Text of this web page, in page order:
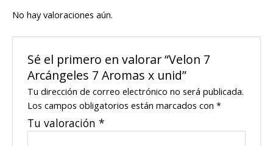
No hay valoraciones aún.
Sé el primero en valorar “Velon 7
Arcángeles 7 Aromas x unid”
Tu dirección de correo electrónico no será publicada.
Los campos obligatorios están marcados con*
Tu valoración*